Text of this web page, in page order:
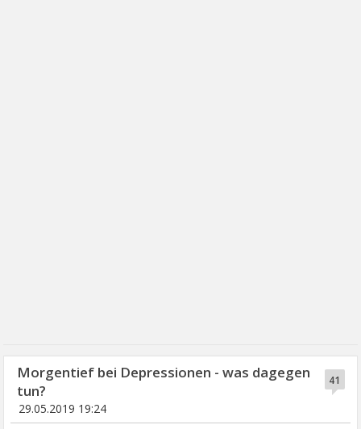
41
Morgentief bei Depressionen - was dagegen
tun?
29.05.2019 19:24